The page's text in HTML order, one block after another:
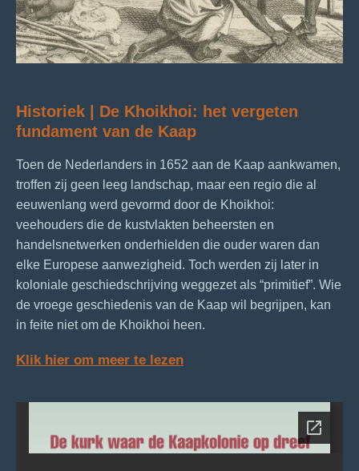
Historiek | De Khoikhoi: het vergeten
fundament van de Kaap
Toen de Nederlanders in 1652 aan de Kaap aankwamen,
troffen zij geen leeg landschap, maar een regio die al
eeuwenlang werd gevormd door de Khoikhoi:
veehouders die de kustvlakten beheersten en
handelsnetwerken onderhielden die ouder waren dan
elke Europese aanwezigheid. Toch werden zij later in
koloniale geschiedschrijving weggezet als “primitief”. Wie
de vroege geschiedenis van de Kaap wil begrijpen, kan
in feite niet om de Khoikhoi heen.
Klik hier om meer te lezen